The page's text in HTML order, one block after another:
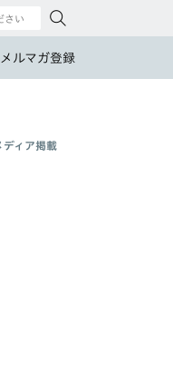
メルマガ登録
ディア掲載